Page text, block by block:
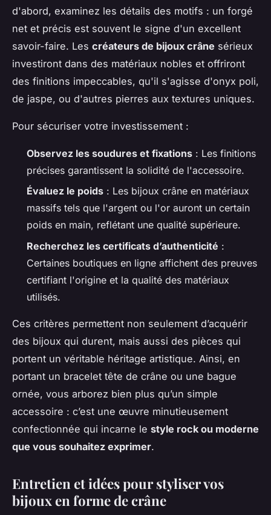
d'abord, examinez les détails des motifs : un forgé
net et précis est souvent le signe d'un excellent
savoir-faire. Les créateurs de bijoux crâne sérieux
investiront dans des matériaux nobles et offriront
des finitions impeccables, qu'il s'agisse d'onyx poli,
de jaspe, ou d'autres pierres aux textures uniques.
Pour sécuriser votre investissement :
Observez les soudures et fixations : Les finitions
précises garantissent la solidité de l'accessoire.
Évaluez le poids : Les bijoux crâne en matériaux
massifs tels que l'argent ou l'or auront un certain
poids en main, reflétant une qualité supérieure.
Recherchez les certificats d’authenticité :
Certaines boutiques en ligne affichent des preuves
certifiant l'origine et la qualité des matériaux
utilisés.
Ces critères permettent non seulement d’acquérir
des bijoux qui durent, mais aussi des pièces qui
portent un véritable héritage artistique. Ainsi, en
portant un bracelet tête de crâne ou une bague
ornée, vous arborez bien plus qu’un simple
accessoire : c’est une œuvre minutieusement
confectionnée qui incarne le style rock ou moderne
que vous souhaitez exprimer.
Entretien et idées pour styliser vos
bijoux en forme de crâne